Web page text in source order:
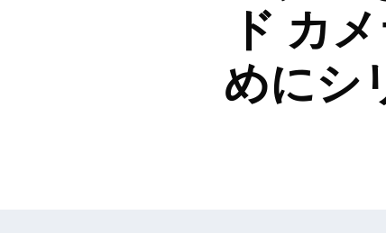
ド カ
めにシ